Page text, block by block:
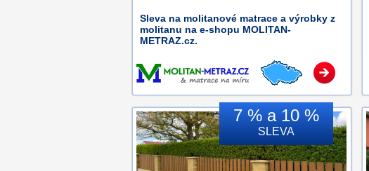
Sleva na molitanové matrace a výrobky z
molitanu na e-shopu MOLITAN-
METRAZ.cz.
7 % a 10 %
SLEVA